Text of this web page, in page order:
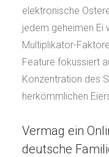
elektronische
jedem geheimen Ei
Multiplikator-
Feature fokussiert
Konzentration des
herkömmlichen
Vermag ein
deutsche